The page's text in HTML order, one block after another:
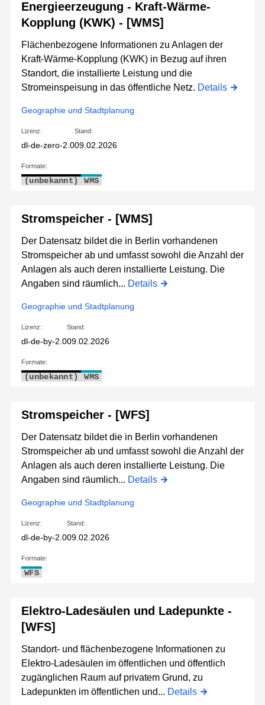
Energieerzeugung - Kraft-Wärme-
Kopplung (KWK) - [WMS]
Flächenbezogene Informationen zu Anlagen der
Kraft-Wärme-Kopplung (KWK) in Bezug auf ihren
Standort, die installierte Leistung und die
Stromeinspeisung in das öffentliche Netz. Details
Geographie und Stadtplanung
Lizenz:
dl-de-zero-2.0
Stand:
09.02.2026
Formate:
(unbekannt) WMS
Stromspeicher - [WMS]
Der Datensatz bildet die in Berlin vorhandenen
Stromspeicher ab und umfasst sowohl die Anzahl der
Anlagen als auch deren installierte Leistung. Die
Angaben sind räumlich... Details
Geographie und Stadtplanung
Lizenz:
dl-de-by-2.0
Stand:
09.02.2026
Formate:
(unbekannt) WMS
Stromspeicher - [WFS]
Der Datensatz bildet die in Berlin vorhandenen
Stromspeicher ab und umfasst sowohl die Anzahl der
Anlagen als auch deren installierte Leistung. Die
Angaben sind räumlich... Details
Geographie und Stadtplanung
Lizenz:
dl-de-by-2.0
Stand:
09.02.2026
Formate:
WFS
Elektro-Ladesäulen und Ladepunkte -
[WFS]
Standort- und flächenbezogene Informationen zu
Elektro-Ladesäulen im öffentlichen und öffentlich
zugänglichen Raum auf privatem Grund, zu
Ladepunkten im öffentlichen und... Details